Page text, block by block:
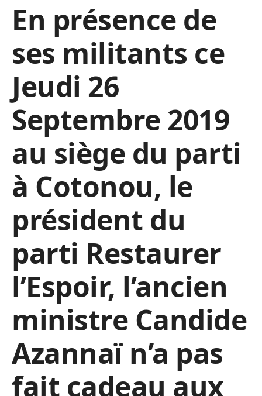
En présence de
ses militants ce
Jeudi 26
Septembre 2019
au siège du parti
à Cotonou, le
président du
parti Restaurer
l’Espoir, l’ancien
ministre Candide
Azannaï n’a pas
fait cadeau aux